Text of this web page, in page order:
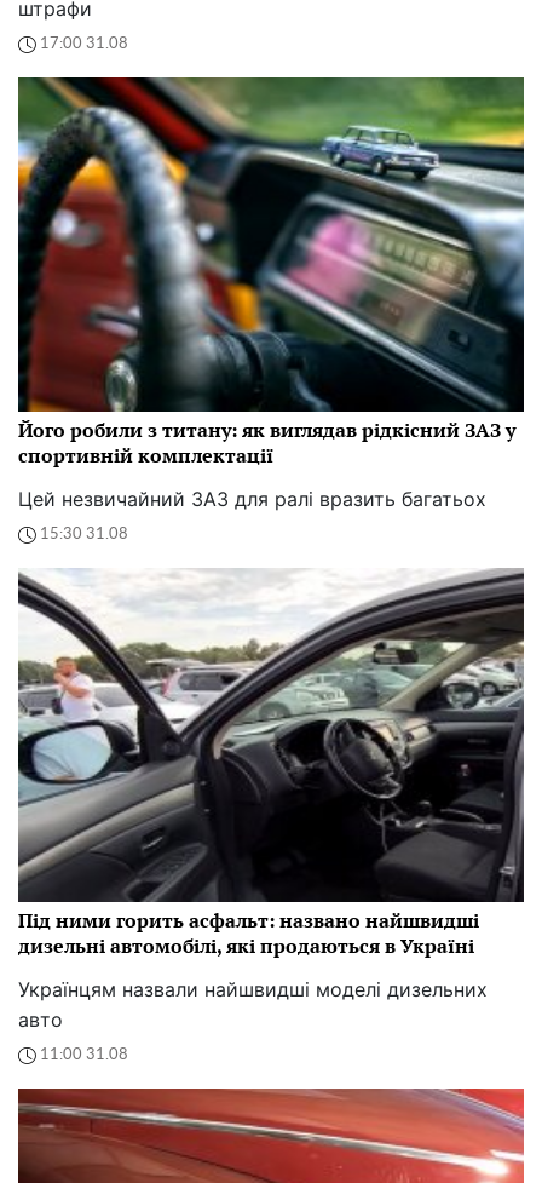
штрафи
17:00 31.08
Його робили з титану: як виглядав рідкісний ЗАЗ у
спортивній комплектації
Цей незвичайний ЗАЗ для ралі вразить багатьох
15:30 31.08
Під ними горить асфальт: названо найшвидші
дизельні автомобілі, які продаються в Україні
Українцям назвали найшвидші моделі дизельних
авто
11:00 31.08